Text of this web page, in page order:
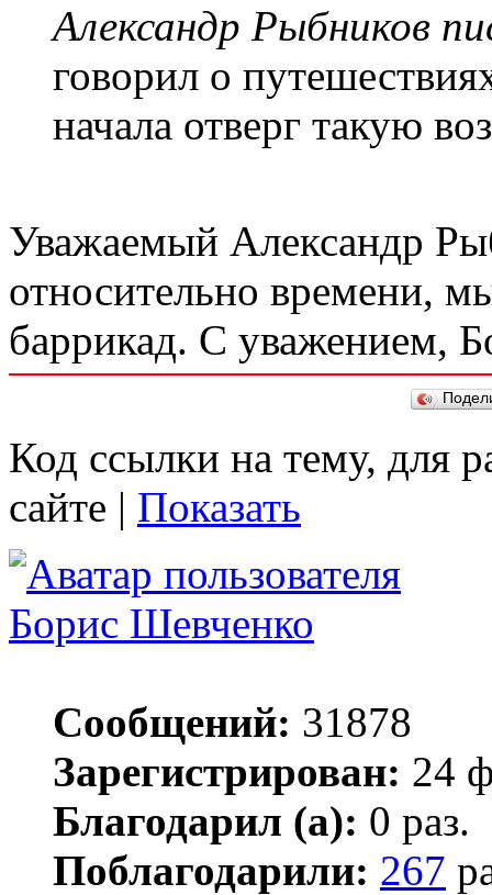
Александр Рыбников
говорил о
начала отверг такую
Уважаемый Александр
относительно времени,
баррикад. С уважением,
Код ссылки на тему, для
сайте | Показать
Борис Шевченко
Сообщений: 31878
Зарегистрирован: 24
Благодарил (а): 0 раз.
Поблагодарили: 267